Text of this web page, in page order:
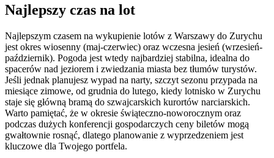
Najlepszy czas na lot
Najlepszym czasem na wykupienie lotów z Warszawy do Zurychu
jest okres wiosenny (maj-czerwiec) oraz wczesna jesień (wrzesień-
październik). Pogoda jest wtedy najbardziej stabilna, idealna do
spacerów nad jeziorem i zwiedzania miasta bez tłumów turystów.
Jeśli jednak planujesz wypad na narty, szczyt sezonu przypada na
miesiące zimowe, od grudnia do lutego, kiedy lotnisko w Zurychu
staje się główną bramą do szwajcarskich kurortów narciarskich.
Warto pamiętać, że w okresie świąteczno-noworocznym oraz
podczas dużych konferencji gospodarczych ceny biletów mogą
gwałtownie rosnąć, dlatego planowanie z wyprzedzeniem jest
kluczowe dla Twojego portfela.